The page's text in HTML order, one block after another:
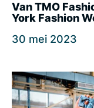
Van TMO
York Fashion
30 mei 2023